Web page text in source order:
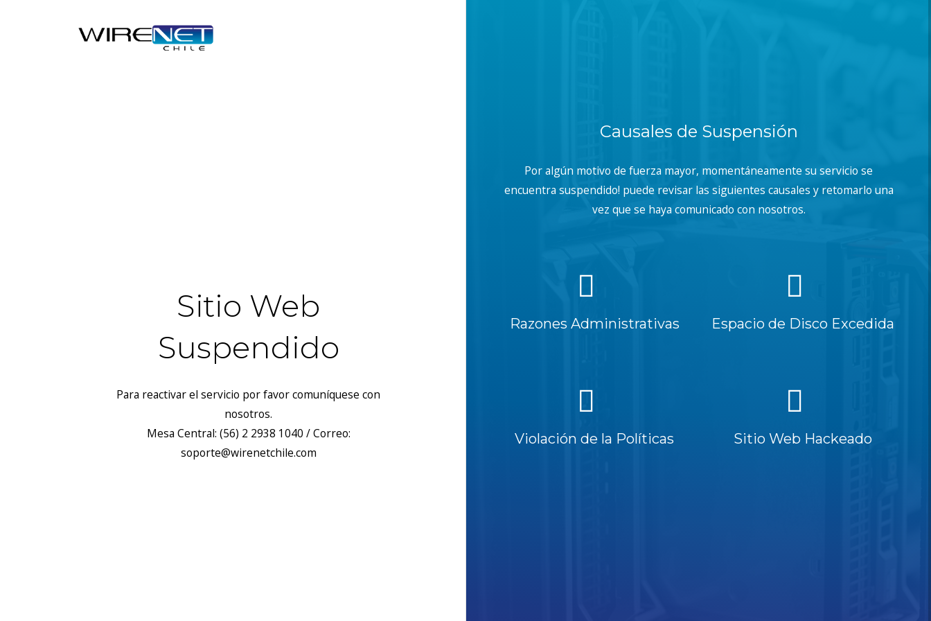
Sitio Web
Suspendido
Para reactivar el servicio por favor comuníquese con
nosotros.
Mesa Central: (56) 2 2938 1040 / Correo:
soporte@wirenetchile.com
Causales de Suspensión
Por algún motivo de fuerza mayor, momentáneamente su servicio se
encuentra suspendido! puede revisar las siguientes causales y retomarlo una
vez que se haya comunicado con nosotros.
Razones Administrativas Espacio de Disco Excedida
Violación de la Políticas Sitio Web Hackeado